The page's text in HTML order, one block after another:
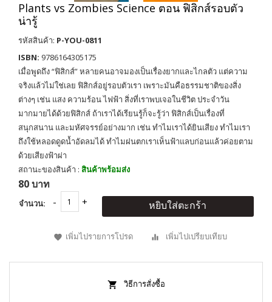
Plants vs Zombies Science ตอน ฟิสิกส์รอบตัว
น่ารู้
รหัสสินค้า: P-YOU-0811
ISBN: 9786164305175
เมื่อพูดถึง “ฟิสิกส์” หลายคนอาจมองเป็นเรื่องยากและไกลตัว แต่ความ
จริงแล้วไม่ใช่เลย ฟิสิกส์อยู่รอบตัวเรา เพราะมันคือธรรมชาติของสิ่ง
ต่างๆ เช่น แสง ความร้อน ไฟฟ้า สิ่งที่เราพบเจอในชีวิต ประจำวัน
มากมายได้ด้วยฟิสิกส์ ถ้าเราได้เรียนรู้ก็จะรู้ว่า ฟิสิกส์เป็นเรื่องที่
สนุกสนาน และมหัศจรรย์อย่างมาก เช่น ทำไมเราได้ยินเสียง ทำไมเรา
ถึงใช้หลอดดูดน้ำอัดลมได้ ทำไมฝนตกเราเห็นฟ้าแลบก่อนแล้วค่อยตาม
ด้วยเสียงฟ้าผ่า
สถานะของสินค้า : สินค้าพร้อมส่ง
80 บาท
จำนวน: หยิบใส่ตะกร้า
เพิ่มไปรายการโปรด เพิ่มไปเปรียบเทียบ
วิธีการสั่งซื้อ